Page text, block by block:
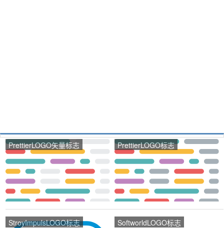
PrettierLOGO矢量标志 PrettierLOGO标志
StroyImpulsLOGO标志 SoftworldLOGO标志